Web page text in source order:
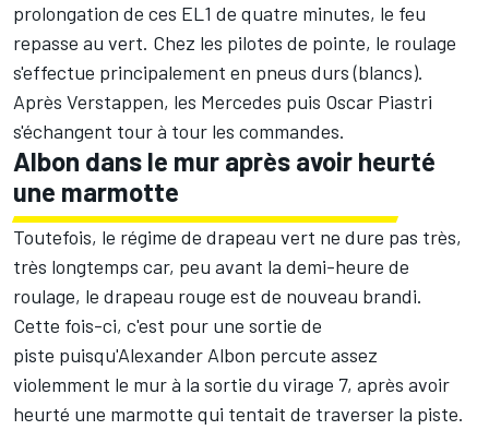
prolongation de ces EL1 de quatre minutes, le feu
repasse au vert. Chez les pilotes de pointe, le roulage
s'effectue principalement en pneus durs (blancs).
Après Verstappen, les Mercedes puis Oscar Piastri
s'échangent tour à tour les commandes.
Albon dans le mur après avoir heurté
une marmotte
Toutefois, le régime de drapeau vert ne dure pas très,
très longtemps car, peu avant la demi-heure de
roulage, le drapeau rouge est de nouveau brandi.
Cette fois-ci, c'est pour une sortie de
piste puisqu'Alexander Albon percute assez
violemment le mur à la sortie du virage 7, après avoir
heurté une marmotte qui tentait de traverser la piste.